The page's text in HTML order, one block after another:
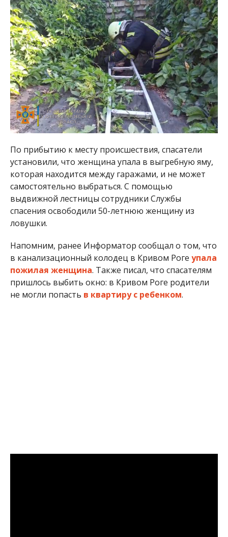
По прибытию к месту происшествия, спасатели
установили, что женщина упала в выгребную яму,
которая находится между гаражами, и не может
самостоятельно выбраться. С помощью
выдвижной лестницы сотрудники Службы
спасения освободили 50-летнюю женщину из
ловушки.
Напомним, ранее Информатор сообщал о том, что
в канализационный колодец в Кривом Роге упала
пожилая женщина. Также писал, что спасателям
пришлось выбить окно: в Кривом Роге родители
не могли попасть в квартиру с ребенком.